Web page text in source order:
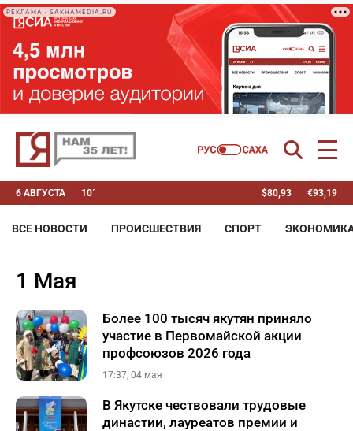
РЕКЛАМА • SAKHAMEDIA.RU
6 АВГУСТА 10° $80,93 €93,19
ВСЕ НОВОСТИ ПРОИСШЕСТВИЯ СПОРТ
1 Мая
Более 100 тысяч якутян приняло
участие в Первомайской акции
профсоюзов 2026 года
17:37, 04 мая
В Якутске чествовали трудовые
династии, лауреатов премии и